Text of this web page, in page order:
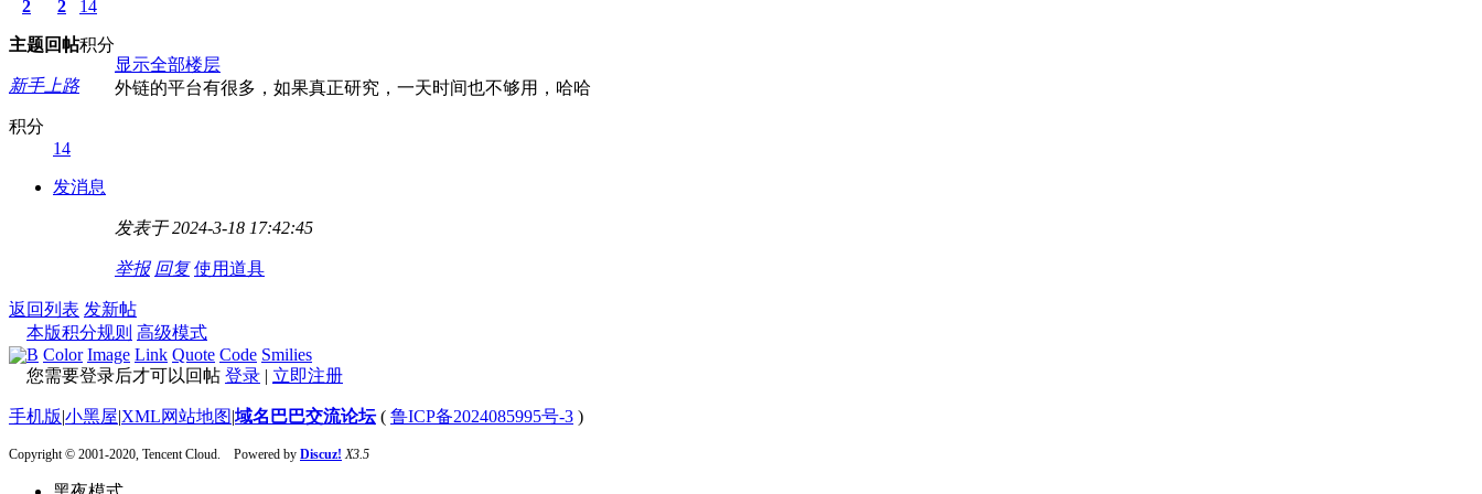
2
主题
2
回帖
14
积分
新手上路
积分
14
发消息
显示全部楼层
外链的平台有很多，如果真正研究，一天时间也不够用，哈哈
发表于 2024-3-18 17:42:45
举报 回复 使用道具
返回列表 发新帖
本版积分规则 高级模式
B Color Image Link Quote Code Smilies
您需要登录后才可以回帖 登录 | 立即注册
手机版|小黑屋|XML网站地图|域名巴巴交流论坛( 鲁ICP备2024085995号-3 )
Copyright © 2001-2020, Tencent Cloud. Powered by Discuz! X3.5